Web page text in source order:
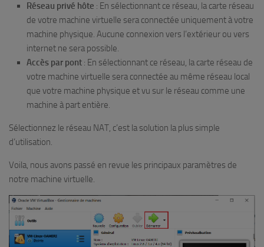
Réseau privé hôte : En sélectionnant ce réseau, la carte réseau
de votre machine virtuelle sera connectée uniquement à votre
machine physique. Aucune connexion vers l’extérieur ou vers
internet ne sera possible.
Accès par pont : En sélectionnant ce réseau, la carte réseau de
votre machine virtuelle sera connectée au même réseau local
que votre machine physique et vu sur le réseau comme une
machine à part entière.
Sélectionnez le réseau NAT, c’est la solution la plus simple
d’utilisation.
Voila, nous avons passé en revue les principaux paramètres de
notre machine virtuelle.